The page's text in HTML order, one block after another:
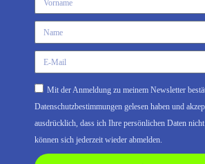
Mit der Anmeldung zu meinem Newsletter
Datenschutzbestimmungen gelesen haben und
ausdrücklich, dass ich Ihre persönlichen Daten
können sich jederzeit wieder abmelden.